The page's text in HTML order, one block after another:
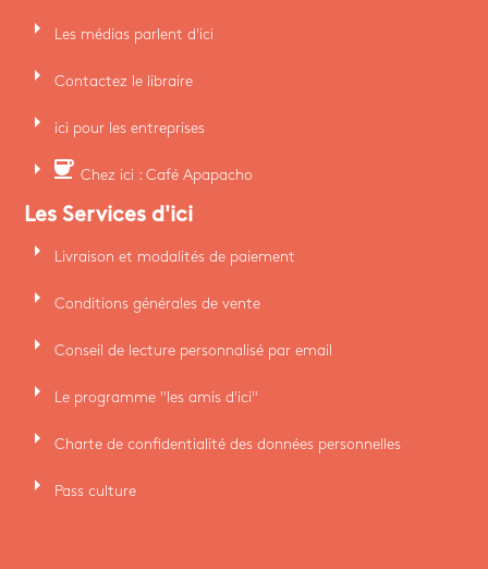
arrow_right Les médias parlent d'ici
arrow_right Contactez le libraire
arrow_right ici pour les entreprises
arrow_right coffee Chez ici : Café Apapacho
Les Services d'ici
arrow_right Livraison et modalités de paiement
arrow_right Conditions générales de vente
arrow_right Conseil de lecture personnalisé par email
arrow_right Le programme "les amis d'ici"
arrow_right Charte de confidentialité des données personnelles
arrow_right Pass culture